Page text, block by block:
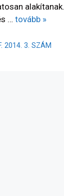
… tovább »
2014. 3. SZÁM